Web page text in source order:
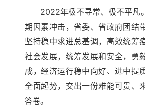
2022年极不寻常、极不平凡
期因素冲击，省委、省政府团结
坚持稳中求进总基调，高效统筹
社会发展，统筹发展和安全，勇
成，经济运行稳中向好、进中提
全面起势，交出一份难能可贵、
答卷。